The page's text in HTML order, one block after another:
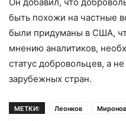
быть похожи на частные
были придуманы в США,
мнению аналитиков,
статус добровольцев, а
зарубежных стран.
МЕТКИ: Леонков Миронов